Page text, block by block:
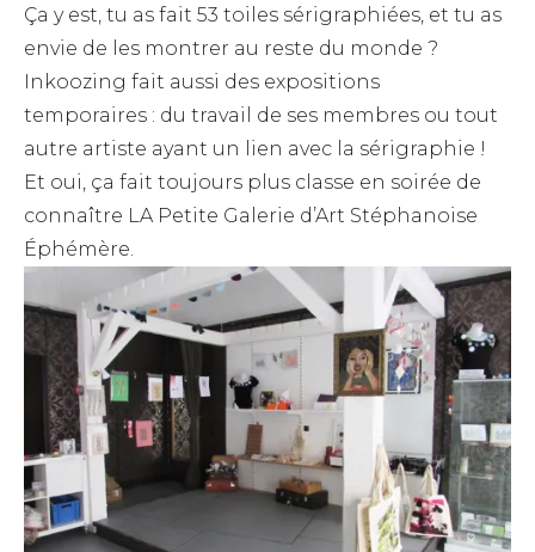
Ça y est, tu as fait 53 toiles sérigraphiées, et tu as
envie de les montrer au reste du monde ?
Inkoozing fait aussi des expositions
temporaires : du travail de ses membres ou tout
autre artiste ayant un lien avec la sérigraphie !
Et oui, ça fait toujours plus classe en soirée de
connaître LA Petite Galerie d’Art Stéphanoise
Éphémère.